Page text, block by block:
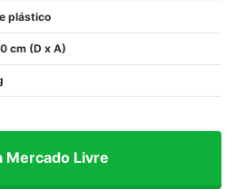
plástico
cm (D x A)
Mercado Livre